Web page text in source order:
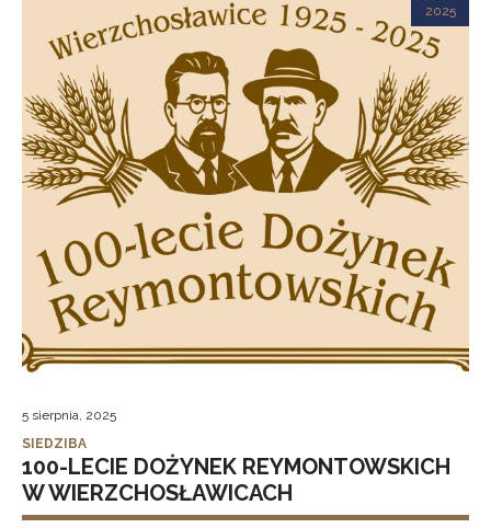
2025
5 sierpnia, 2025
SIEDZIBA
100-LECIE DOŻYNEK REYMONTOWSKICH
W WIERZCHOSŁAWICACH